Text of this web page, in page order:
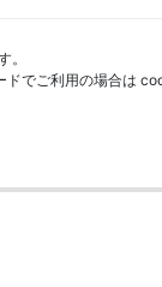
。
でご利用の場合は